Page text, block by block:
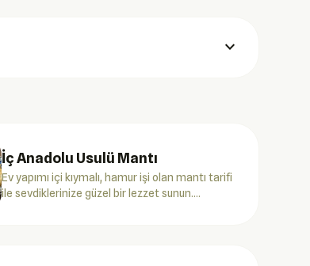
expand_more
İç Anadolu Usulü Mantı
Ev yapımı içi kıymalı, hamur işi olan mantı tarifi
ile sevdiklerinize güzel bir lezzet sunun.